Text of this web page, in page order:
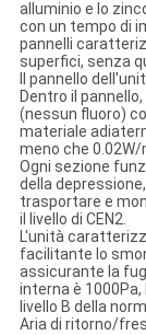
alluminio e lo
con un tempo di
pannelli
superfici, senza
Il pannello
Dentro il
(nessun fluoro)
materiale
meno che 0.02W/
Ogni sezione
della
trasportare e
il livello di CEN2.
L'unità
facilitante lo
assicurante la
interna è 1000Pa,
livello B della
Aria di ritorno/